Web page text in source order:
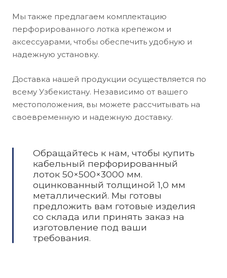
Мы также предлагаем комплектацию
перфорированного лотка крепежом и
аксессуарами, чтобы обеспечить удобную и
надежную установку.
Доставка нашей продукции осуществляется по
всему Узбекистану. Независимо от вашего
местоположения, вы можете рассчитывать на
своевременную и надежную доставку.
Обращайтесь к нам, чтобы купить
кабельный перфорированный
лоток 50×500×3000 мм.
оцинкованный толщиной 1,0 мм
металлический. Мы готовы
предложить вам готовые изделия
со склада или принять заказ на
изготовление под ваши
требования.